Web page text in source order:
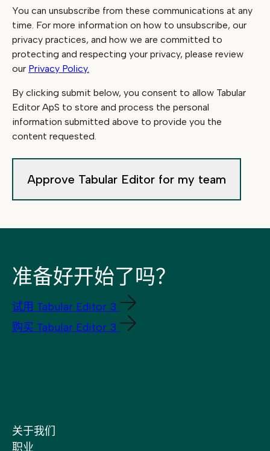
You can unsubscribe from these communications at any
time. For more information on how to unsubscribe, our
privacy practices, and how we are committed to
protecting and respecting your privacy, please review
our Privacy Policy.
By clicking submit below, you consent to allow Tabular
Editor ApS to store and process the personal
information submitted above to provide you the
content requested.
准备好开始了吗？
试用 Tabular Editor 3
购买 Tabular Editor 3
关于我们
职业